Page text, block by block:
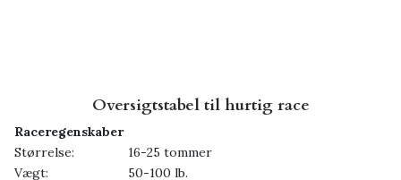
Oversigtstabel til hurtig race
Raceregenskaber
Størrelse:
16-25 tommer
Vægt:
50-100 lb.